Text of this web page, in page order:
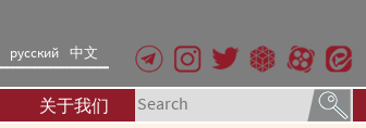
русский 中文
关于我们